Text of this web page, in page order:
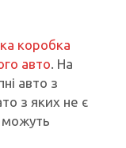
коробка
авто . На
авто з
з яких не є
можуть